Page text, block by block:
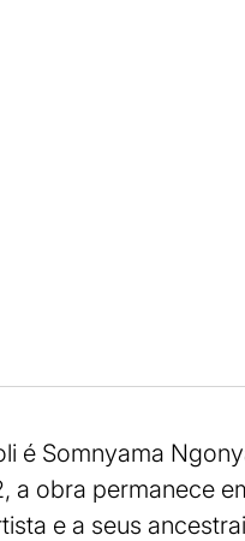
é Somnyama
a obra permanece
e a seus